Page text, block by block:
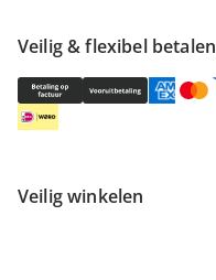
Veilig & flexibel betalen
Veilig winkelen